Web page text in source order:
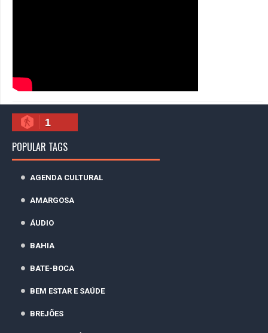
1
POPULAR TAGS
AGENDA CULTURAL
AMARGOSA
ÁUDIO
BAHIA
BATE-BOCA
BEM ESTAR E SAÚDE
BREJÕES